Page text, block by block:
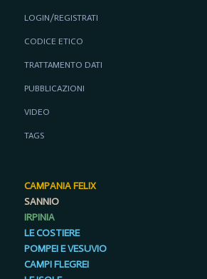
LOGIN/REGISTRATI
CODICE ETICO
TRATTAMENTO DATI
PUBBLICAZIONI
VIDEO
TAGS
CAMPANIA FELIX
SANNIO
IRPINIA
LE COSTIERE
POMPEI E VESUVIO
CAMPI FLEGREI